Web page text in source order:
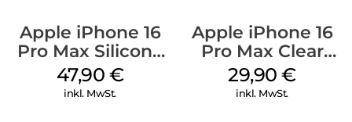
Apple iPhone 16
Pro Max Silicone
Case MagSafe
Black
47,90 €
inkl. MwSt.
Apple iPhone 16
Pro Max Clear
Case MagSafe
Transparent
29,90€
inkl. MwSt.